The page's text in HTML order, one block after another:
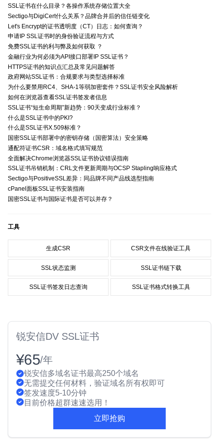
SSL证书在什么目录？各操作系统存储位置大全
Sectigo与DigiCert什么关系？品牌合并后的信任链变化
Let's Encrypt的证书透明度（CT）日志：如何查询？
申请IP SSL证书时的身份验证流程与方式
免费SSL证书的利与弊及如何获取 ？
金融行业为何必须为API接口部署IP SSL证书？
HTTPS证书的知识点汇总及常见问题解答
政府网站SSL证书：合规要求与类型选择标准
为什么要禁用RC4、SHA-1等弱加密套件？SSL证书安全风险解析
如何在浏览器查看SSL证书签发者信息
SSL证书“短生命周期”新趋势：90天变成行业标准？
什么是SSL证书中的PKI?
什么是SSL证书X.509标准？
国密SSL证书部署中的密钥存储（国密算法）安全策略
通配符证书CSR：域名格式填写规范
全面解决Chrome浏览器SSL证书协议错误指南
SSL证书吊销机制：CRL文件更新周期与OCSP Stapling响应格式
Sectigo与PositiveSSL差异：同品牌不同产品线选型指南
cPanel面板SSL证书安装指南
国密SSL证书与国际证书是否可以并存？
工具
生成CSR CSR文件在线验证工具
SSL状态监测 SSL证书链下载
SSL证书签发日志查询 SSL证书格式转换工具
锐安信DV SSL证书
¥65/年
锐安信多域名证书最高250个域名
无需提交任何材料，验证域名所有权即可
签发速度5-10分钟
目前价格超群速速选用！
立即抢购